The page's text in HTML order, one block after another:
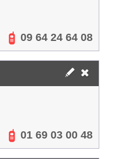
09 64 24 64 08
01 69 03 00 48